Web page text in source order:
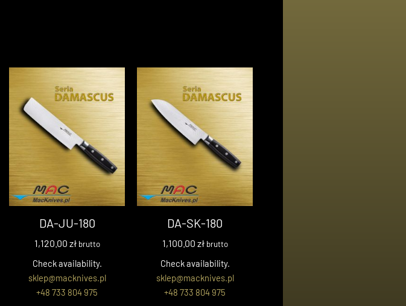
DA-JU-180
1,120.00 zł brutto
Check availability.
sklep@macknives.pl
+48 733 804 975
DA-SK-180
1,100.00 zł brutto
Check availability.
sklep@macknives.pl
+48 733 804 975